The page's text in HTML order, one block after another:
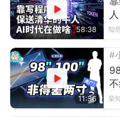
58:38 知
11:36
#
后
柴